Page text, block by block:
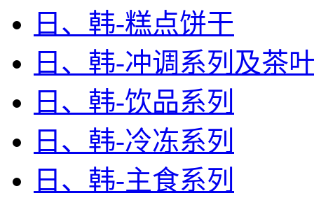
日、韩-糕点饼干
日、韩-冲调系列及茶
日、韩-饮品系列
日、韩-冷冻系列
日、韩-主食系列